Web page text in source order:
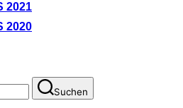
2021
2020
Suchen